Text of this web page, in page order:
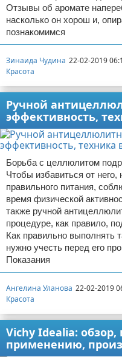
Отзывы об аромате
насколько он хорош и,
познакомимся
Зинаида Чудина 22-02-2019
Красота
Ручной
эффективность,
Борьба с целлюлитом
Чтобы избавиться от
правильного питания,
время физической
также ручной
процедуре, как правило,
Как правильно выполнять
нужно учесть перед его
Показания
Ангелина Уланова 22-02-2019
Красота
Vichy Idealia: обзор,
применению,